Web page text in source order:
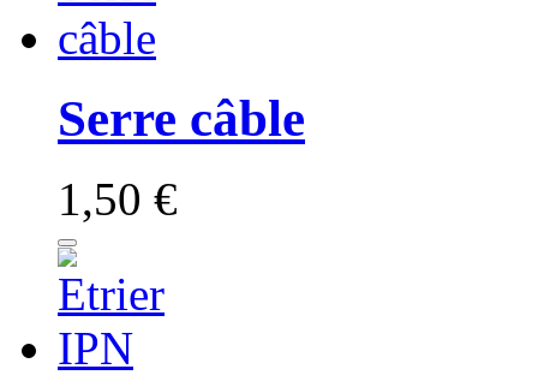
Serre câble
1,50 €